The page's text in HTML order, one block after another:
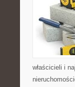
właścicieli i